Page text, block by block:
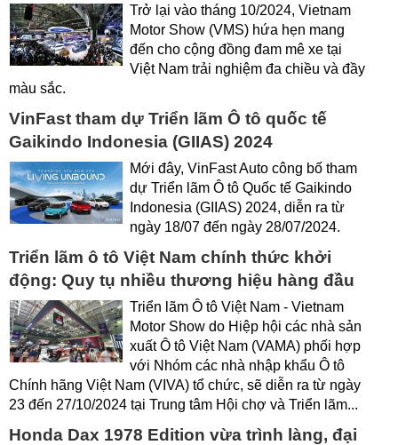
Trở lại vào tháng 10/2024, Vietnam
Motor Show (VMS) hứa hẹn mang
đến cho cộng đồng đam mê xe tại
Việt Nam trải nghiệm đa chiều và đầy
màu sắc.
VinFast tham dự Triển lãm Ô tô quốc tế
Gaikindo Indonesia (GIIAS) 2024
Mới đây, VinFast Auto công bố tham
dự Triển lãm Ô tô Quốc tế Gaikindo
Indonesia (GIIAS) 2024, diễn ra từ
ngày 18/07 đến ngày 28/07/2024.
Triển lãm ô tô Việt Nam chính thức khởi
động: Quy tụ nhiều thương hiệu hàng đầu
Triển lãm Ô tô Việt Nam - Vietnam
Motor Show do Hiệp hội các nhà sản
xuất Ô tô Việt Nam (VAMA) phối hợp
với Nhóm các nhà nhập khẩu Ô tô
Chính hãng Việt Nam (VIVA) tổ chức, sẽ diễn ra từ ngày
23 đến 27/10/2024 tại Trung tâm Hội chợ và Triển lãm...
Honda Dax 1978 Edition vừa trình làng, đại